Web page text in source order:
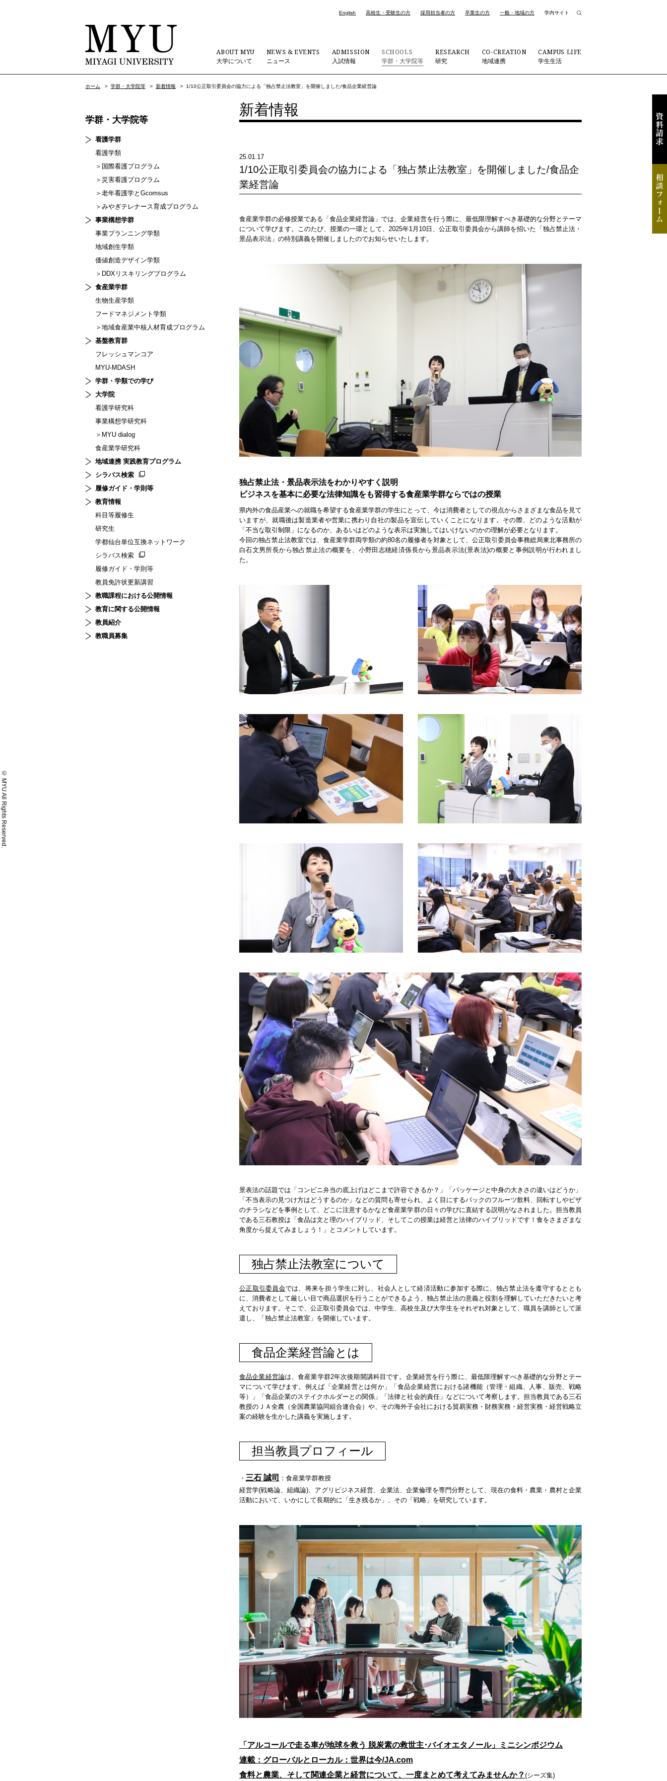
English 高校生・受験生の方 採用担当者の方 卒業生の方 一般・地域の方 学内サイト
ABOUT MYU
大学について
NEWS & EVENTS
ニュース
ADMISSION
入試情報
SCHOOLS
学群・大学院等
RESEARCH
研究
CO-CREATION
地域連携
CAMPUS LIFE
学生生活
ホーム > 学群・大学院等 > 新着情報 > 1/10公正取引委員会の協力による「独占禁止法教室」を開催しました/食品企業経営論
新着情報
25.01.17
1/10公正取引委員会の協力による「独占禁止法教室」を開催しました/食品企
業経営論
食産業学群の必修授業である「食品企業経営論」では、企業経営を行う際に、最低限理解すべき基礎的な分野とテーマ
について学びます。このたび、授業の一環として、2025年1月10日、公正取引委員会から講師を招いた「独占禁止法・
景品表示法」の特別講義を開催しましたのでお知らせいたします。
独占禁止法・景品表示法をわかりやすく説明
ビジネスを基本に必要な法律知識をも習得する食産業学群ならではの授業
県内外の食品産業への就職を希望する食産業学群の学生にとって、今は消費者としての視点からさまざまな食品を見て
いますが、就職後は製造業者や営業に携わり自社の製品を宣伝していくことになります。その際、どのような活動が
「不当な取引制限」になるのか、あるいはどのような表示は実施してはいけないのかの理解が必要となります。
今回の独占禁止法教室では、食産業学群両学類の約80名の履修者を対象として、公正取引委員会事務総局東北事務所の
白石文男所長から独占禁止法の概要を、小野田志穂経済係長から景品表示法(景表法)の概要と事例説明が行われまし
た。
景表法の話題では「コンビニ弁当の底上げはどこまで許容できるか？」「パッケージと中身の大きさの違いはどうか」
「不当表示の見つけ方はどうするのか」などの質問も寄せられ、よく目にするパックのフルーツ飲料、回転すしやピザ
のチラシなどを事例として、どこに注意するかなど食産業学群の日々の学びに直結する説明がなされました。担当教員
である三石教授は「食品は文と理のハイブリッド、そしてこの授業は経営と法律のハイブリッドです！食をさまざまな
角度から捉えてみましょう！」とコメントしています。
独占禁止法教室について
公正取引委員会では、将来を担う学生に対し、社会人として経済活動に参加する際に、独占禁止法を遵守するととも
に、消費者として厳しい目で商品選択を行うことができるよう、独占禁止法の意義と役割を理解していただきたいと考
えております。そこで、公正取引委員会では、中学生、高校生及び大学生をそれぞれ対象として、職員を講師として派
遣し、「独占禁止法教室」を開催しています。
食品企業経営論とは
食品企業経営論は、食産業学群2年次後期開講科目です。企業経営を行う際に、最低限理解すべき基礎的な分野とテー
マについて学びます。例えば「企業経営とは何か」「食品企業経営における諸機能（管理・組織、人事、販売、戦略
等）」「食品企業のステイクホルダーとの関係」「法律と社会的責任」などについて考察します。担当教員である三石
教授のＪＡ全農（全国農業協同組合連合会）や、その海外子会社における貿易実務・財務実務・経営実務・経営戦略立
案の経験を生かした講義を実施します。
担当教員プロフィール
・ 三石 誠司 ：食産業学群教授
経営学(戦略論、組織論)、アグリビジネス経営、企業法、企業倫理を専門分野として、現在の食料・農業・農村と企業
活動において、いかにして長期的に「生き残るか」、その「戦略」を研究しています。
「アルコールで走る車が地球を救う 脱炭素の救世主･バイオエタノール」ミニシンポジウム
連載：グローバルとローカル：世界は今/JA.com
食料と農業、そして関連企業と経営について、一度まとめて考えてみませんか？ (シーズ集)
学群・大学院等
看護学群
看護学類
＞国際看護プログラム
＞災害看護プログラム
＞老年看護学とGcomsus
＞みやぎテレナース育成プログラム
事業構想学群
事業プランニング学類
地域創生学類
価値創造デザイン学類
＞DDXリスキリングプログラム
食産業学群
生物生産学類
フードマネジメント学類
＞地域食産業中核人材育成プログラム
基盤教育群
フレッシュマンコア
MYU-MDASH
学群・学類での学び
大学院
看護学研究科
事業構想学研究科
＞MYU dialog
食産業学研究科
地域連携 実践教育プログラム
シラバス検索
履修ガイド・学則等
教育情報
科目等履修生
研究生
学都仙台単位互換ネットワーク
シラバス検索
履修ガイド・学則等
教員免許状更新講習
教職課程における公開情報
教育に関する公開情報
教員紹介
教職員募集
© MYU All Rights Reserved.